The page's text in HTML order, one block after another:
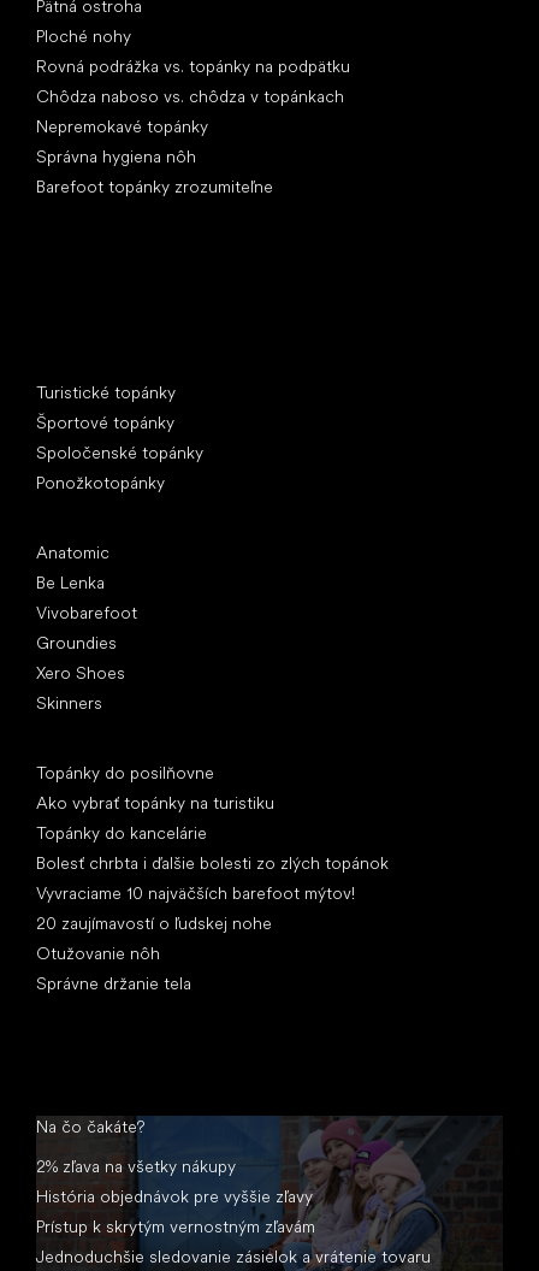
Pätná ostroha
Ploché nohy
Rovná podrážka vs. topánky na podpätku
Chôdza naboso vs. chôdza v topánkach
Nepremokavé topánky
Správna hygiena nôh
Barefoot topánky zrozumiteľne
Turistické topánky
Športové topánky
Spoločenské topánky
Ponožkotopánky
Anatomic
Be Lenka
Vivobarefoot
Groundies
Xero Shoes
Skinners
Topánky do posilňovne
Ako vybrať topánky na turistiku
Topánky do kancelárie
Bolesť chrbta i ďalšie bolesti zo zlých topánok
Vyvraciame 10 najväčších barefoot mýtov!
20 zaujímavostí o ľudskej nohe
Otužovanie nôh
Správne držanie tela
Na čo čakáte?
2% zľava na všetky nákupy
História objednávok pre vyššie zľavy
Prístup k skrytým vernostným zľavám
Jednoduchšie sledovanie zásielok a vrátenie tovaru